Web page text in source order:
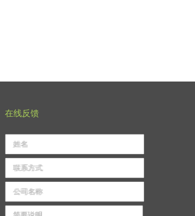
在线反馈
姓名
联系方式
公司名称